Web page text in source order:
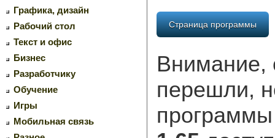
Графика, дизайн
Рабочий стол
Текст и офис
Бизнес
Разработчику
Обучение
Игры
Мобильная связь
Страница программы
Внимание,
перешли,